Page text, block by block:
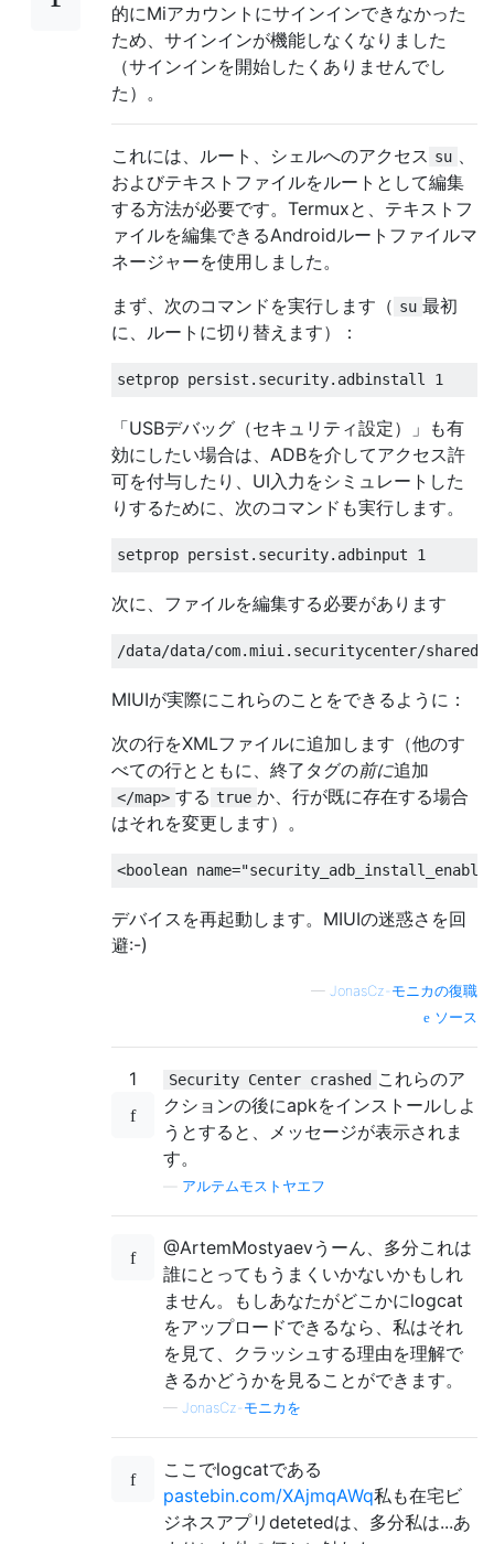
的にMiアカウントにサインインできなかった
ため、サインインが機能しなくなりました
（サインインを開始したくありませんでし
た）。
これには、ルート、シェルへのアクセス su
およびテキストファイルをルートとして編集
する方法が必要です。Termuxと、テキストフ
ァイルを編集できるAndroidルートファイルマ
ネージャーを使用しました。
まず、次のコマンドを実行します（ su 最初
に、ルートに切り替えます）：
「USBデバッグ（セキュリティ設定）」も有
効にしたい場合は、ADBを介してアクセス許
可を付与したり、UI入力をシミュレートした
りするために、次のコマンドも実行します。
次に、ファイルを編集する必要があります
MIUIが実際にこれらのことをできるように：
次の行をXMLファイルに追加します（他のす
べての行とともに、終了タグの前に追加
</map> する true か、行が既に存在する場合
はそれを変更します）。
デバイスを再起動します。MIUIの迷惑さを回
避:-)
— JonasCz-モニカの復職
ソース
1 Security Center crashed これらのア
クションの後にapkをインストールしよ
うとすると、メッセージが表示されま
す。
アルテムモストヤエフ
@ArtemMostyaevうーん、多分これは
誰にとってもうまくいかないかもしれ
ません。もしあなたがどこかにlogcat
をアップロードできるなら、私はそれ
を見て、クラッシュする理由を理解で
きるかどうかを見ることができます。
— JonasCz-モニカを
ここでlogcatである
pastebin.com/XAjmqAWq私も在宅ビ
ジネスアプリdetetedは、多分私は...あ